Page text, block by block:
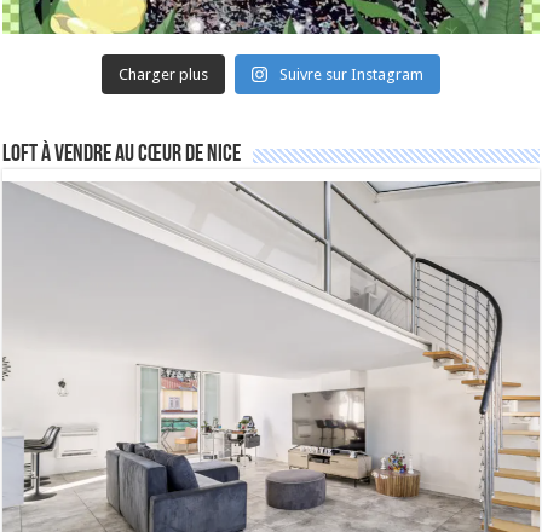
Charger plus Suivre sur Instagram
Loft à vendre au cœur de Nice